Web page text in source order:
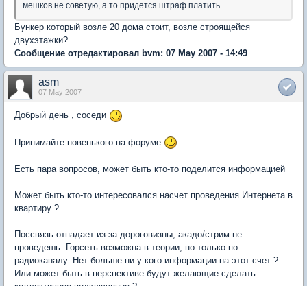
мешков не советую, а то придется штраф платить.
Бункер который возле 20 дома стоит, возле строящейся
двухэтажки?
Сообщение отредактировал bvm: 07 May 2007 - 14:49
asm
07 May 2007
Добрый день , соседи
Принимайте новенького на форуме
Есть пара вопросов, может быть кто-то поделится информацией
Может быть кто-то интересовался насчет проведения Интернета в
квартиру ?
Поссвязь отпадает из-за дороговизны, акадо/стрим не
проведешь. Горсеть возможна в теории, но только по
радиоканалу. Нет больше ни у кого информации на этот счет ?
Или может быть в перспективе будут желающие сделать